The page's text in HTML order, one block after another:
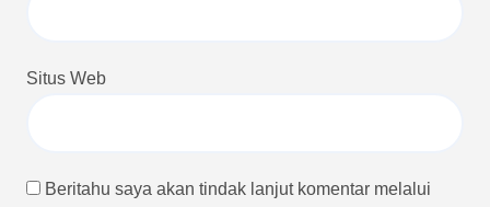
Situs Web
Beritahu saya akan tindak lanjut komentar melalui